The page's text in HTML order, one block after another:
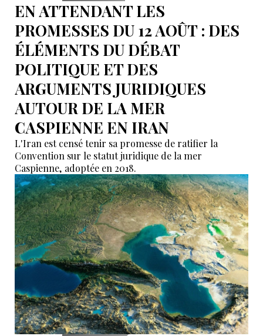
EN ATTENDANT LES
PROMESSES DU 12 AOÛT : DES
ÉLÉMENTS DU DÉBAT
POLITIQUE ET DES
ARGUMENTS JURIDIQUES
AUTOUR DE LA MER
CASPIENNE EN IRAN
L'Iran est censé tenir sa promesse de ratifier la
Convention sur le statut juridique de la mer
Caspienne, adoptée en 2018.